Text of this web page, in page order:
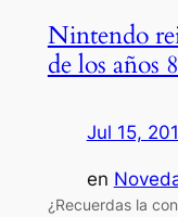
Nintendo
de los años
Jul 15,
en
¿Recuerdas la